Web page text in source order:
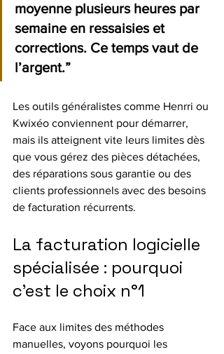
moyenne plusieurs heures par
semaine en ressaisies et
corrections. Ce temps vaut de
l’argent.”
Les outils généralistes comme Henrri ou
Kwixéo conviennent pour démarrer,
mais ils atteignent vite leurs limites dès
que vous gérez des pièces détachées,
des réparations sous garantie ou des
clients professionnels avec des besoins
de facturation récurrents.
La facturation logicielle
spécialisée : pourquoi
c’est le choix n°1
Face aux limites des méthodes
manuelles, voyons pourquoi les